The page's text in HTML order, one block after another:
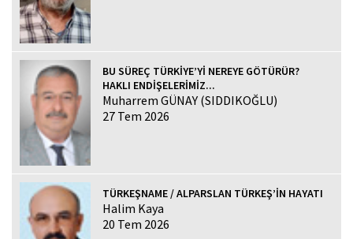
BU SÜREÇ TÜRKİYE’Yİ NEREYE GÖTÜRÜR?
HAKLI ENDİŞELERİMİZ...
Muharrem GÜNAY (SIDDIKOĞLU)
27 Tem 2026
TÜRKEŞNAME / ALPARSLAN TÜRKEŞ’İN HAYATI
Halim Kaya
20 Tem 2026